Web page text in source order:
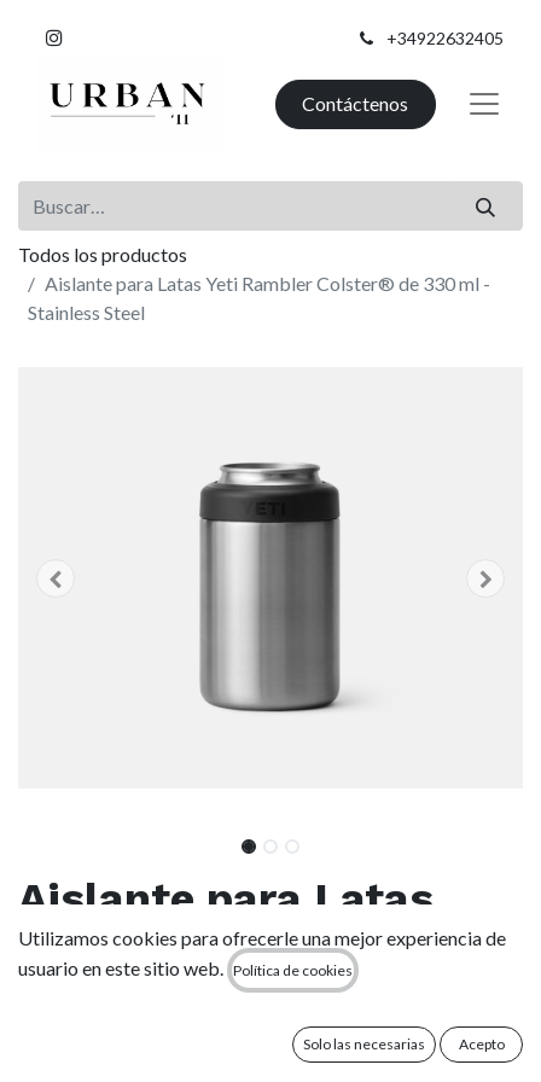
+34922632405
Contáctenos
Todos los productos
Aislante para Latas Yeti Rambler Colster® de 330 ml -
Stainless Steel
Aislante para Latas
Yeti Rambler Colster®
de 330 ml - Stainless
Utilizamos cookies para ofrecerle una mejor experiencia de
usuario en este sitio web.
Política de cookies
Solo las necesarias Acepto